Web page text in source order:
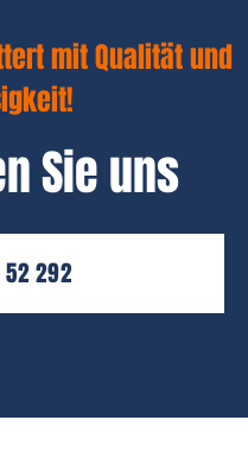
mit Qualität und
Sie uns
52 292